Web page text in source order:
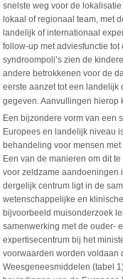
snelste weg voor de
lokaal of regionaal team, met
landelijk of internationaal
follow-up met adviesfunctie
syndroompoli’s zien de
andere betrokkenen voor de
eerste aanzet tot een
gegeven. Aanvullingen hierop
Een bijzondere vorm van een
Europees en landelijk niveau
behandeling voor mensen
Een van de manieren om dit
voor zeldzame aandoeningen
dergelijk centrum ligt in de
wetenschappelijke en
bijvoorbeeld muisonderzoek
samenwerking met de ouder-
expertisecentrum bij het
voorwaarden worden voldaan
Weesgeneesmiddelen (tabel